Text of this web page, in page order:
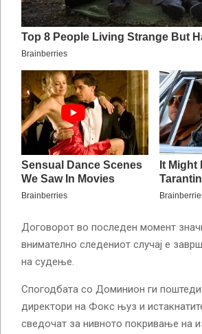
Договорот во последен момент
внимателно следениот случај е
на судење.
Спогодбата со Доминион ги поштеди
директори на Фокс њуз и
сведочат за нивното покривање на